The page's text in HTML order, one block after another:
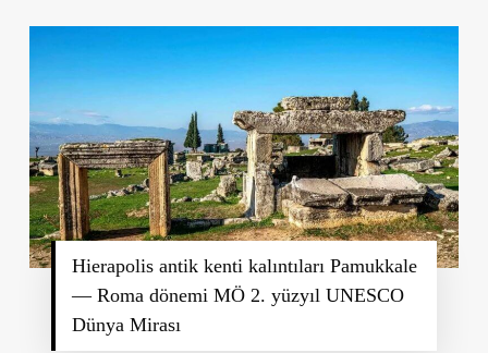
Hierapolis antik kenti kalıntıları Pamukkale
— Roma dönemi MÖ 2. yüzyıl UNESCO
Dünya Mirası